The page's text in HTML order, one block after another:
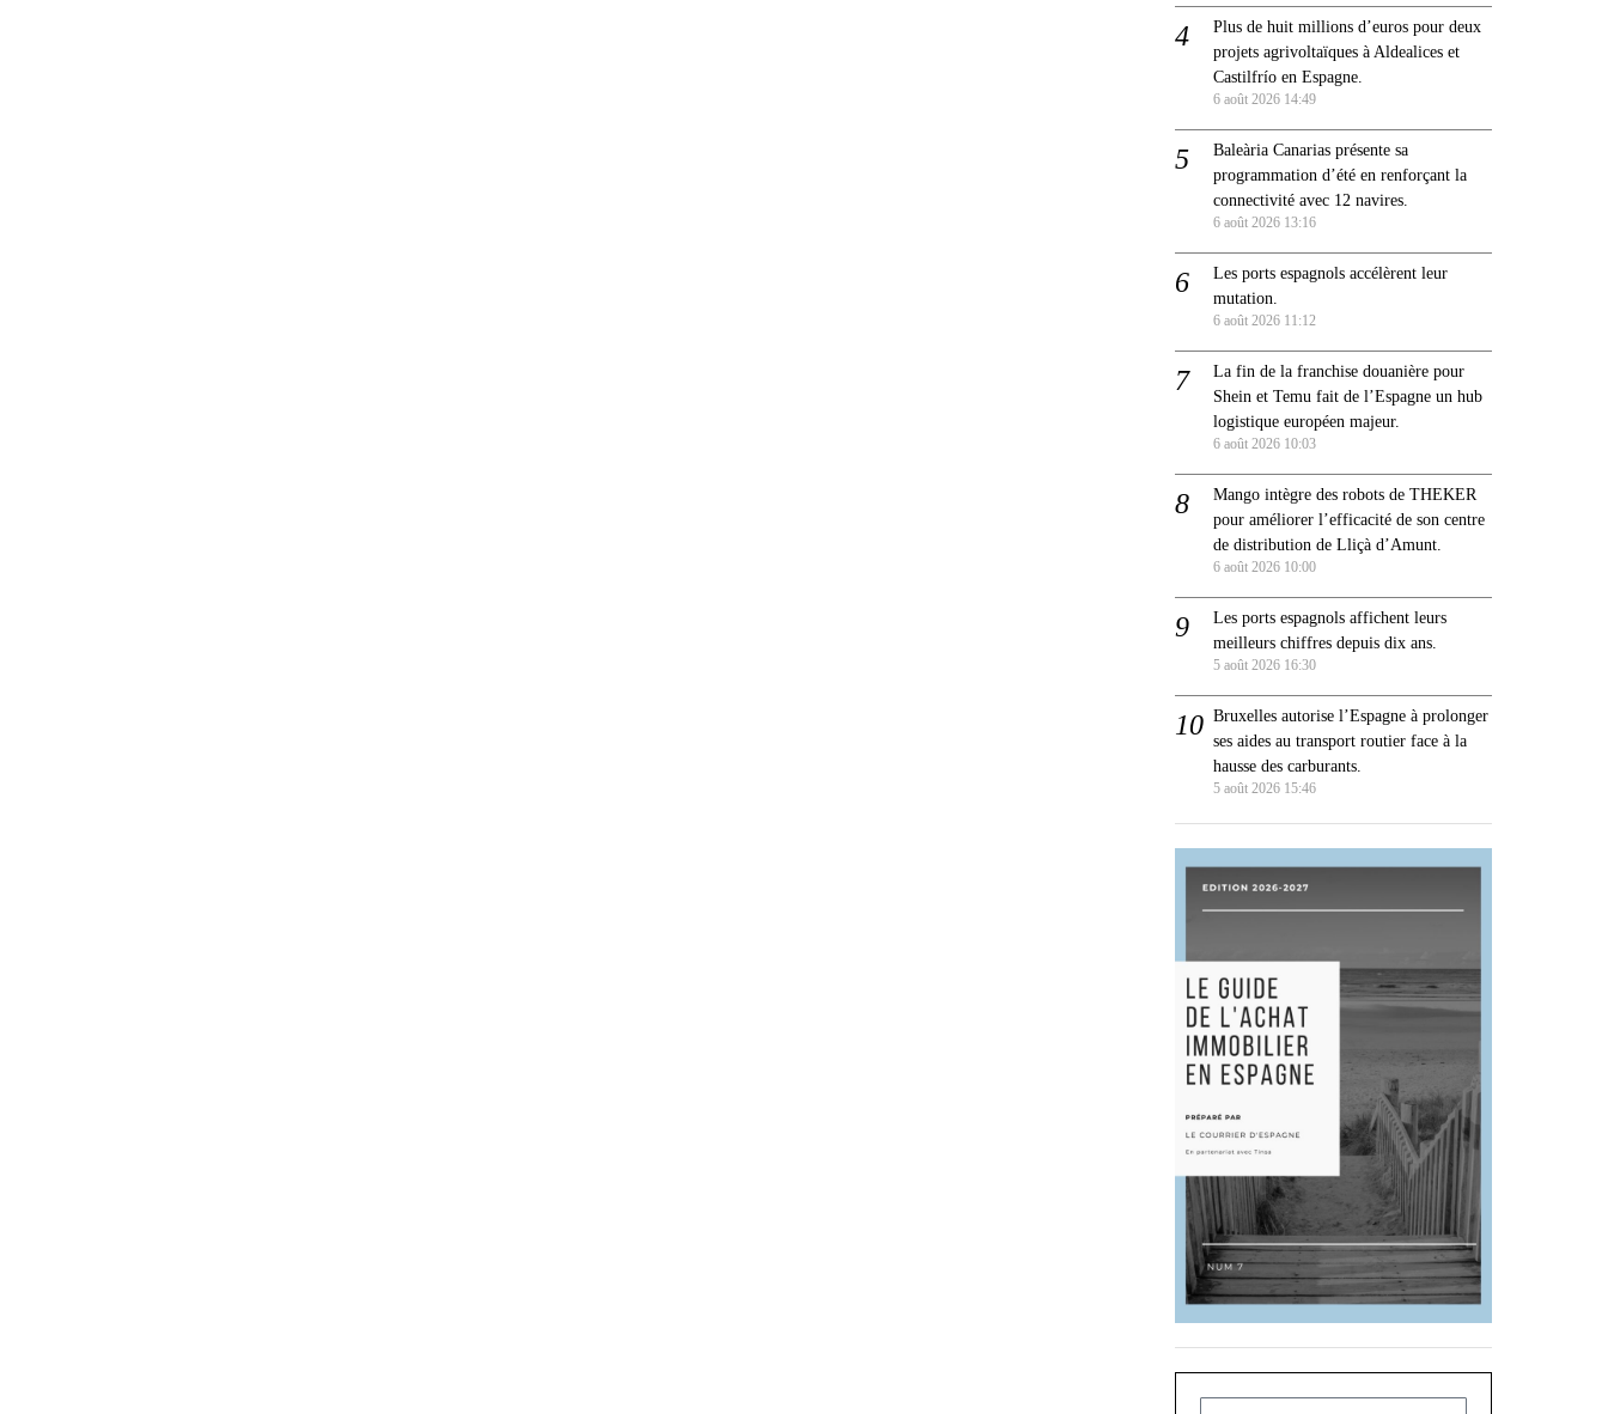
Plus de huit millions d’euros pour deux
projets agrivoltaïques à Aldealices et
Castilfrío en Espagne.
6 août 2026 14:49
Baleària Canarias présente sa
programmation d’été en renforçant la
connectivité avec 12 navires.
6 août 2026 13:16
Les ports espagnols accélèrent leur
mutation.
6 août 2026 11:12
La fin de la franchise douanière pour
Shein et Temu fait de l’Espagne un hub
logistique européen majeur.
6 août 2026 10:03
Mango intègre des robots de THEKER
pour améliorer l’efficacité de son centre
de distribution de Lliçà d’Amunt.
6 août 2026 10:00
Les ports espagnols affichent leurs
meilleurs chiffres depuis dix ans.
5 août 2026 16:30
Bruxelles autorise l’Espagne à prolonger
ses aides au transport routier face à la
hausse des carburants.
5 août 2026 15:46